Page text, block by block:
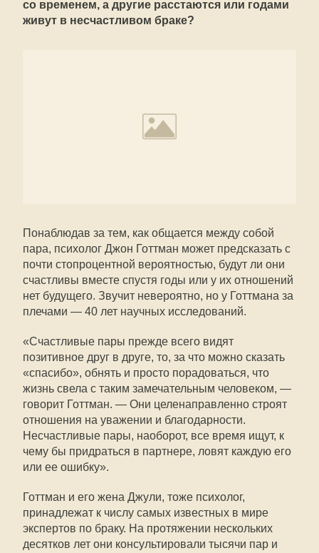
со временем, а другие расстаются или годами
живут в несчастливом браке?
Понаблюдав за тем, как общается между собой
пара, психолог Джон Готтман может предсказать с
почти стопроцентной вероятностью, будут ли они
счастливы вместе спустя годы или у их отношений
нет будущего. Звучит невероятно, но у Готтмана за
плечами — 40 лет научных исследований.
«Счастливые пары прежде всего видят
позитивное друг в друге, то, за что можно сказать
«спасибо», обнять и просто порадоваться, что
жизнь свела с таким замечательным человеком, —
говорит Готтман. — Они целенаправленно строят
отношения на уважении и благодарности.
Несчастливые пары, наоборот, все время ищут, к
чему бы придраться в партнере, ловят каждую его
или ее ошибку».
Готтман и его жена Джули, тоже психолог,
принадлежат к числу самых известных в мире
экспертов по браку. На протяжении нескольких
десятков лет они консультировали тысячи пар и